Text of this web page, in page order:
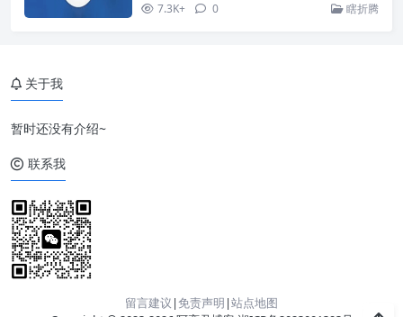
7.3K+ 0 瞎折腾
关于我
暂时还没有介绍~
联系我
留言建议 |免责声明 |站点地图